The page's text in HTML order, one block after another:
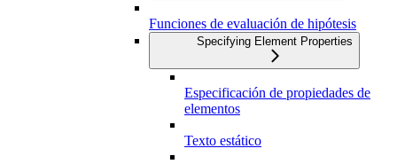
Funciones de evaluación de hipótesis
Specifying Element Properties
Especificación de propiedades de
elementos
Texto estático